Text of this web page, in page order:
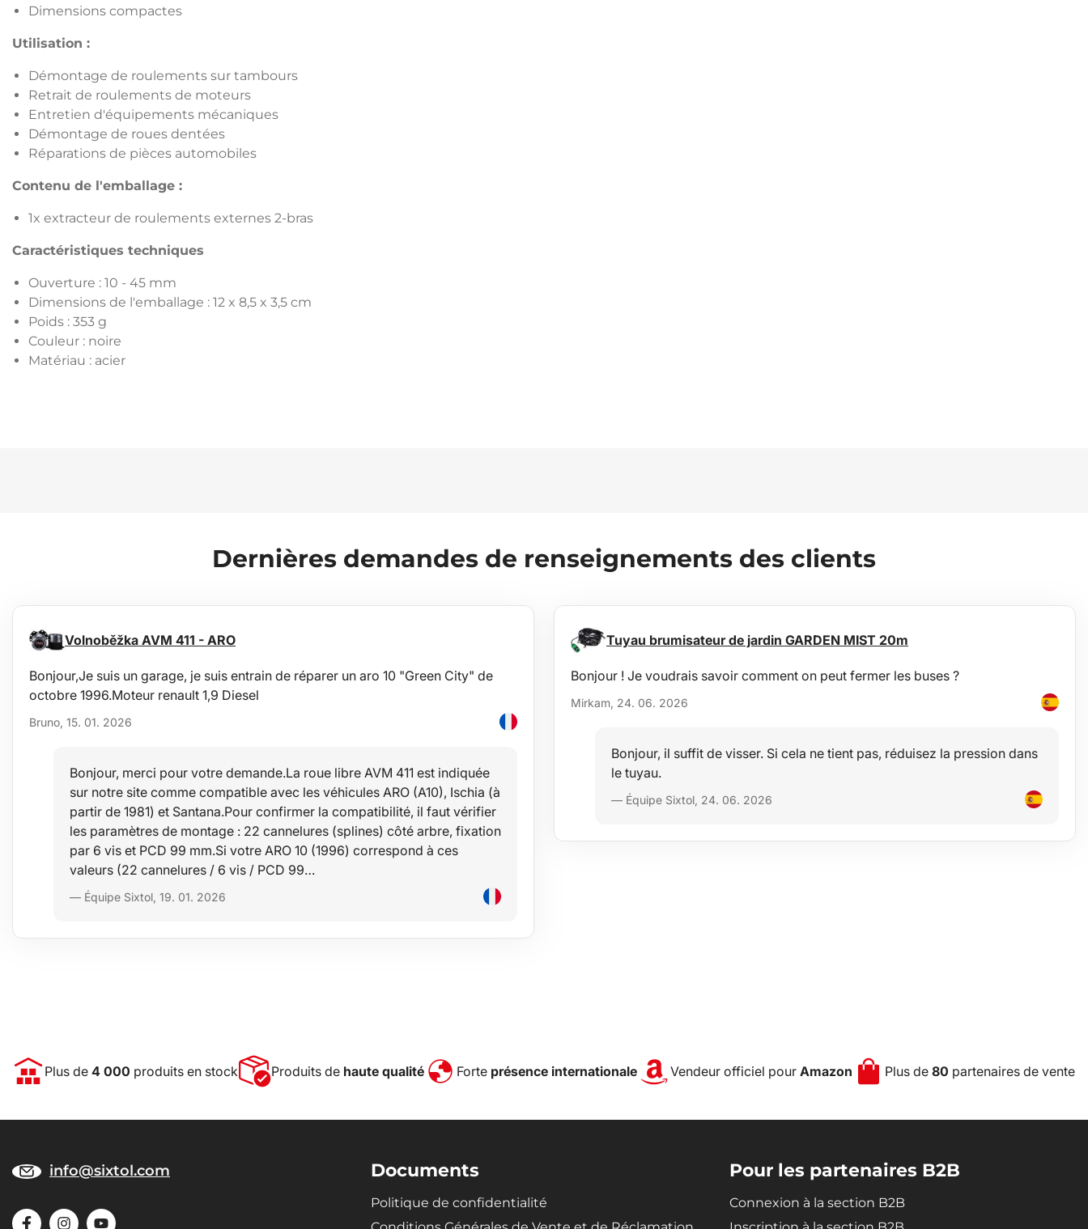
Dimensions compactes
Utilisation :
Démontage de roulements sur tambours
Retrait de roulements de moteurs
Entretien d'équipements mécaniques
Démontage de roues dentées
Réparations de pièces automobiles
Contenu de l'emballage :
1x extracteur de roulements externes 2-bras
Caractéristiques techniques
Ouverture : 10 - 45 mm
Dimensions de l'emballage : 12 x 8,5 x 3,5 cm
Poids : 353 g
Couleur : noire
Matériau : acier
Dernières demandes de renseignements des clients
Volnoběžka AVM 411 - ARO
Bonjour,Je suis un garage, je suis entrain de réparer un aro 10 "Green City" de
octobre 1996.Moteur renault 1,9 Diesel
Bruno, 15. 01. 2026
Bonjour, merci pour votre demande.La roue libre AVM 411 est indiquée
sur notre site comme compatible avec les véhicules ARO (A10), Ischia (à
partir de 1981) et Santana.Pour confirmer la compatibilité, il faut vérifier
les paramètres de montage : 22 cannelures (splines) côté arbre, fixation
par 6 vis et PCD 99 mm.Si votre ARO 10 (1996) correspond à ces
valeurs (22 cannelures / 6 vis / PCD 99…
— Équipe Sixtol, 19. 01. 2026
Tuyau brumisateur de jardin GARDEN MIST 20m
Bonjour ! Je voudrais savoir comment on peut fermer les buses ?
Mirkam, 24. 06. 2026
Bonjour, il suffit de visser. Si cela ne tient pas, réduisez la pression dans
le tuyau.
— Équipe Sixtol, 24. 06. 2026
Plus de 4 000 produits en stock Produits de haute qualité Forte présence internationale Vendeur officiel pour Amazon Plus de80 partenaires de vente
info@sixtol.com Documents
Politique de confidentialité
Pour les partenaires B2B
Connexion à la section B2B